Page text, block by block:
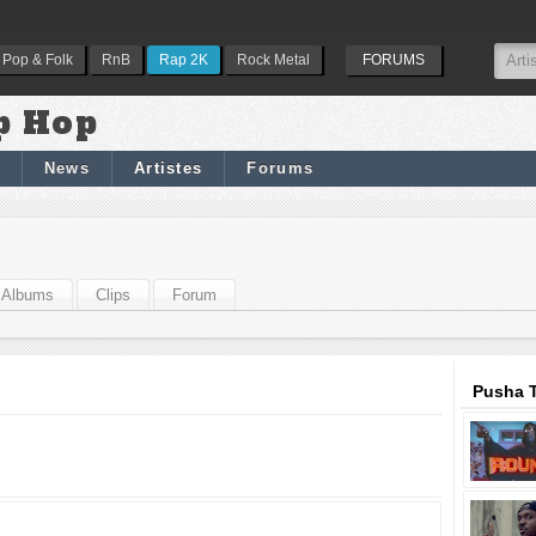
Pop & Folk RnB Rap 2K Rock Metal FORUMS
Hop
News Artistes Forums
Albums Clips Forum
Pusha